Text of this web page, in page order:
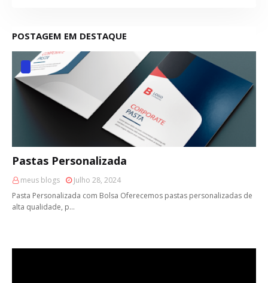
POSTAGEM EM DESTAQUE
Pastas Personalizada
meus blogs
Julho 28, 2024
Pasta Personalizada com Bolsa Oferecemos pastas personalizadas de
alta qualidade, p…